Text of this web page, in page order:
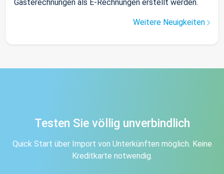
Gästerechnungen als E-Rechnungen erstellt werden.
Weitere Neuigkeiten
Testen Sie völlig unverbindlich
Quick Start über Import von Unterkünften möglich. Keine
Kreditkarte notwendig.